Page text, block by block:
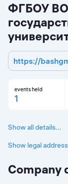
ФГБОУ
https://
events held
1
Show all details...
Show legal
Company